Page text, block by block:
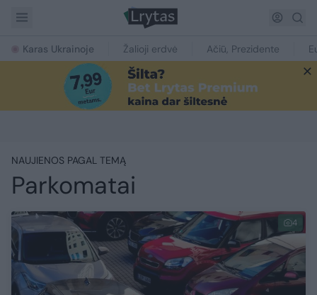
Karas Ukrainoje Žalioji erdvė Ačiū, Prezidente
NAUJIENOS PAGAL TEMĄ
Parkomatai
4